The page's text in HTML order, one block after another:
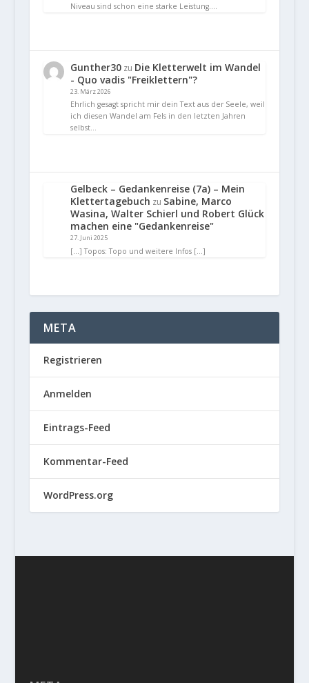
Niveau sind schon eine starke Leistung.…
Gunther30zu Die Kletterwelt im Wandel
- Quo vadis "Freiklettern"?
23. März 2026
Ehrlich gesagt spricht mir dein Text aus der Seele, weil
ich diesen Wandel am Fels in den letzten Jahren
selbst…
Gelbeck – Gedankenreise (7a) – Mein
Klettertagebuch zu Sabine, Marco
Wasina, Walter Schierl und Robert Glück
machen eine "Gedankenreise"
27. Juni 2025
[…] Topos: Topo und weitere Infos […]
META
Registrieren
Anmelden
Eintrags-Feed
Kommentar-Feed
WordPress.org